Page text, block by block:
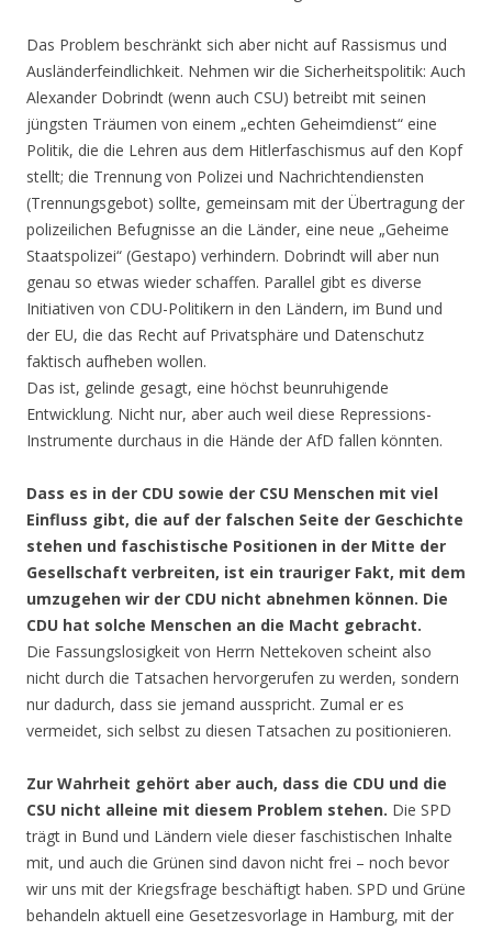
Das Problem beschränkt sich aber nicht auf Rassismus und
Ausländerfeindlichkeit. Nehmen wir die Sicherheitspolitik: Auch
Alexander Dobrindt (wenn auch CSU) betreibt mit seinen
jüngsten Träumen von einem „echten Geheimdienst“ eine
Politik, die die Lehren aus dem Hitlerfaschismus auf den Kopf
stellt; die Trennung von Polizei und Nachrichtendiensten
(Trennungsgebot) sollte, gemeinsam mit der Übertragung der
polizeilichen Befugnisse an die Länder, eine neue „Geheime
Staatspolizei“ (Gestapo) verhindern. Dobrindt will aber nun
genau so etwas wieder schaffen. Parallel gibt es diverse
Initiativen von CDU-Politikern in den Ländern, im Bund und
der EU, die das Recht auf Privatsphäre und Datenschutz
faktisch aufheben wollen.
Das ist, gelinde gesagt, eine höchst beunruhigende
Entwicklung. Nicht nur, aber auch weil diese Repressions-
Instrumente durchaus in die Hände der AfD fallen könnten.
Dass es in der CDU sowie der CSU Menschen mit viel
Einfluss gibt, die auf der falschen Seite der Geschichte
stehen und faschistische Positionen in der Mitte der
Gesellschaft verbreiten, ist ein trauriger Fakt, mit dem
umzugehen wir der CDU nicht abnehmen können. Die
CDU hat solche Menschen an die Macht gebracht.
Die Fassungslosigkeit von Herrn Nettekoven scheint also
nicht durch die Tatsachen hervorgerufen zu werden, sondern
nur dadurch, dass sie jemand ausspricht. Zumal er es
vermeidet, sich selbst zu diesen Tatsachen zu positionieren.
Zur Wahrheit gehört aber auch, dass die CDU und die
CSU nicht alleine mit diesem Problem stehen. Die SPD
trägt in Bund und Ländern viele dieser faschistischen Inhalte
mit, und auch die Grünen sind davon nicht frei – noch bevor
wir uns mit der Kriegsfrage beschäftigt haben. SPD und Grüne
behandeln aktuell eine Gesetzesvorlage in Hamburg, mit der